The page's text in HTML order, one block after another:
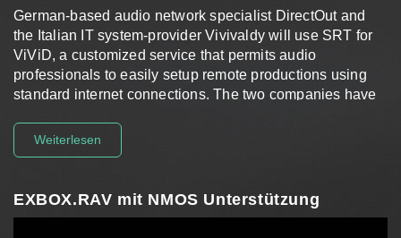
German-based audio network specialist DirectOut and
the Italian IT system-provider Vivivaldy will use SRT for
ViViD, a customized service that permits audio
professionals to easily setup remote productions using
standard internet connections. The two companies have
Weiterlesen
EXBOX.RAV mit NMOS Unterstützung